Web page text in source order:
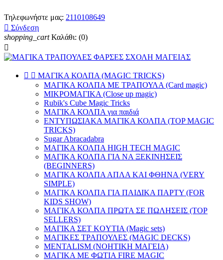
Τηλεφωνήστε μας: 2110108649
 Σύνδεση
shopping_cart Καλάθι: (0)

  ΜΑΓΙΚΑ ΚΟΛΠΑ (MAGIC TRICKS)
ΜΑΓΙΚΑ ΚΟΛΠΑ ΜΕ ΤΡΑΠΟΥΛΑ (Card magic)
ΜΙΚΡΟΜΑΓΙΚΑ (Close up magic)
Rubik's Cube Magic Tricks
ΜΑΓΙΚΑ ΚΟΛΠΑ για παιδιά
ΕΝΤΥΠΩΣΙΑΚΑ ΜΑΓΙΚΑ ΚΟΛΠΑ (TOP MAGIC
TRICKS)
Sugar Abracadabra
ΜΑΓΙΚΑ ΚΟΛΠΑ HIGH TECH MAGIC
ΜΑΓΙΚΑ ΚΟΛΠΑ ΓΙΑ ΝΑ ΞΕΚΙΝΗΣΕΙΣ
(BEGINNERS)
ΜΑΓΙΚΑ ΚΟΛΠΑ ΑΠΛΑ ΚΑΙ ΦΘΗΝΑ (VERY
SIMPLE)
ΜΑΓΙΚΑ ΚΟΛΠΑ ΓΙΑ ΠΑΙΔΙΚΑ ΠΑΡΤΥ (FOR
KIDS SHOW)
ΜΑΓΙΚΑ ΚΟΛΠΑ ΠΡΩΤΑ ΣΕ ΠΩΛΗΣΕΙΣ (TOP
SELLERS)
ΜΑΓΙΚΑ ΣΕΤ KOYTIA (Magic sets)
ΜΑΓΙΚΕΣ ΤΡΑΠΟΥΛΕΣ (MAGIC DECKS)
MENTALISM (ΝΟΗΤΙΚΗ ΜΑΓΕΙΑ)
ΜΑΓΙΚΑ ΜΕ ΦΩΤΙΑ FIRE MAGIC